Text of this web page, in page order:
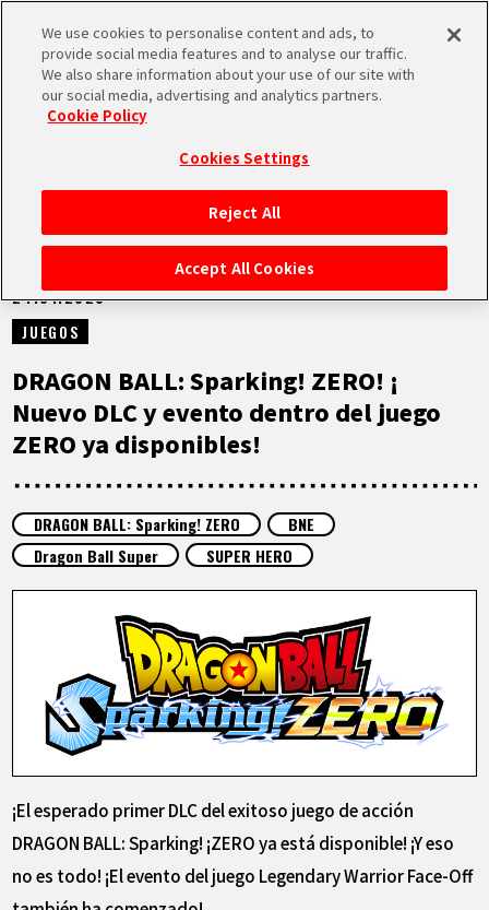
MEN
INICIO
NOTICIAS
LO MÁS DESTACADO
VÍDEOS
ARTÍCULOS
ACERCA DE
LANGUAGE
JP
EN FR DE ES
NOTICIAS
24.01.2025
JUEGOS
DRAGON BALL: Sparking! ZERO! ¡
Nuevo DLC y evento dentro del juego
ZERO ya disponibles!
DRAGON BALL: Sparking! ZERO
BNE
Dragon Ball Super
SUPER HERO
¡El esperado primer DLC del exitoso juego de acción
DRAGON BALL: Sparking! ¡ZERO ya está disponible! ¡Y eso
no es todo! ¡El evento del juego Legendary Warrior Face-Off
We use cookies to personalise content and ads, to
provide social media features and to analyse our traffic.
We also share information about your use of our site with
our social media, advertising and analytics partners.
Cookie Policy
Cookies Settings
Reject All
Accept All Cookies